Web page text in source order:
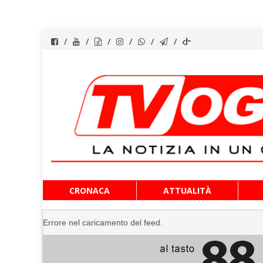
al
contenuto
CRONACA ATTUALITÀ
Errore nel caricamento del feed.